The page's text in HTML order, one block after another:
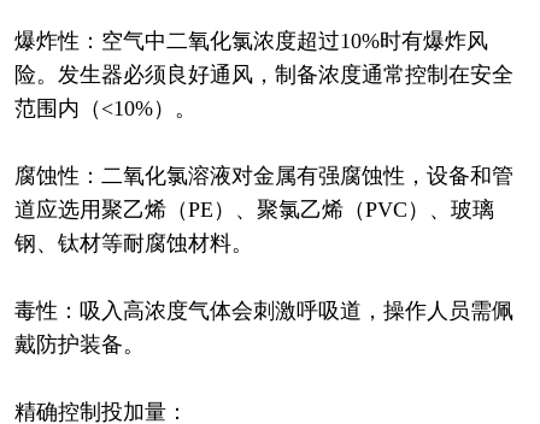
爆炸性：空气中二氧化氯浓度超过10%时有爆炸风
险。发生器必须良好通风，制备浓度通常控制在安全
范围内（<10%）。
腐蚀性：二氧化氯溶液对金属有强腐蚀性，设备和管
道应选用聚乙烯（PE）、聚氯乙烯（PVC）、玻璃
钢、钛材等耐腐蚀材料。
毒性：吸入高浓度气体会刺激呼吸道，操作人员需佩
戴防护装备。
精确控制投加量：